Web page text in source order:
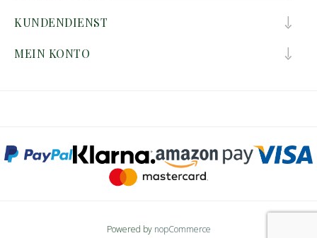
KUNDENDIENST
MEIN KONTO
Powered by nopCommerce